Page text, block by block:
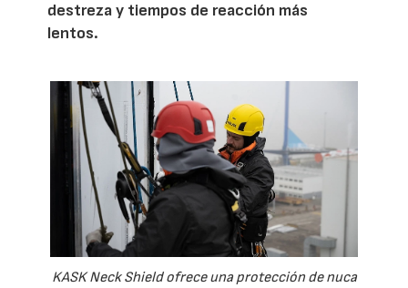
destreza y tiempos de reacción más
lentos.
KASK Neck Shield ofrece una protección de nuca